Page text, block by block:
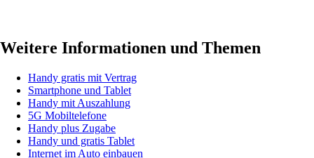
Weitere Informationen und Themen
Handy gratis mit Vertrag
Smartphone und Tablet
Handy mit Auszahlung
5G Mobiltelefone
Handy plus Zugabe
Handy und gratis Tablet
Internet im Auto einbauen